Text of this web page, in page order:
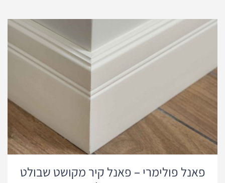
פאנל פולימרי – פאנל קיר מקושט שבולט